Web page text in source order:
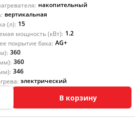
накопительный
вертикальная
(л): 15
мощность (кВт): 1.2
покрытие бака: AG+
360
360
346
электрический
В корзину